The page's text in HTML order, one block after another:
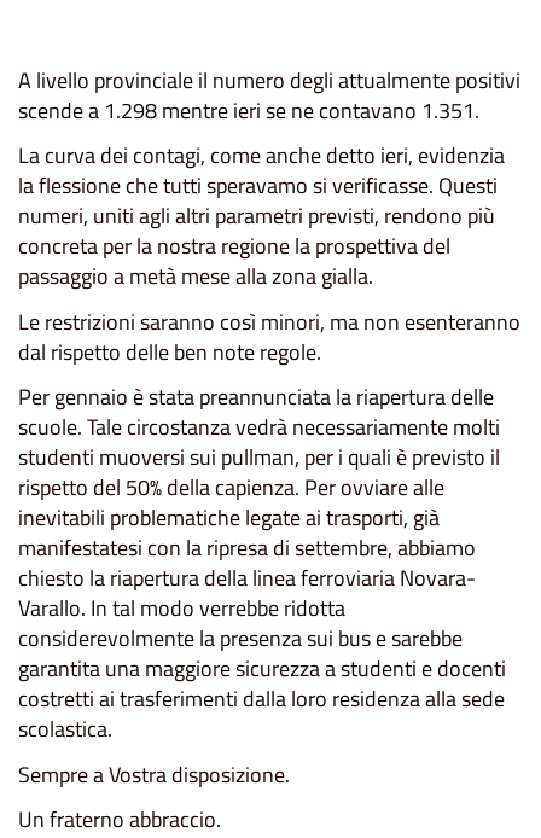
A livello provinciale il numero degli attualmente positivi
scende a 1.298 mentre ieri se ne contavano 1.351.
La curva dei contagi, come anche detto ieri, evidenzia
la flessione che tutti speravamo si verificasse. Questi
numeri, uniti agli altri parametri previsti, rendono più
concreta per la nostra regione la prospettiva del
passaggio a metà mese alla zona gialla.
Le restrizioni saranno così minori, ma non esenteranno
dal rispetto delle ben note regole.
Per gennaio è stata preannunciata la riapertura delle
scuole. Tale circostanza vedrà necessariamente molti
studenti muoversi sui pullman, per i quali è previsto il
rispetto del 50% della capienza. Per ovviare alle
inevitabili problematiche legate ai trasporti, già
manifestatesi con la ripresa di settembre, abbiamo
chiesto la riapertura della linea ferroviaria Novara-
Varallo. In tal modo verrebbe ridotta
considerevolmente la presenza sui bus e sarebbe
garantita una maggiore sicurezza a studenti e docenti
costretti ai trasferimenti dalla loro residenza alla sede
scolastica.
Sempre a Vostra disposizione.
Un fraterno abbraccio.